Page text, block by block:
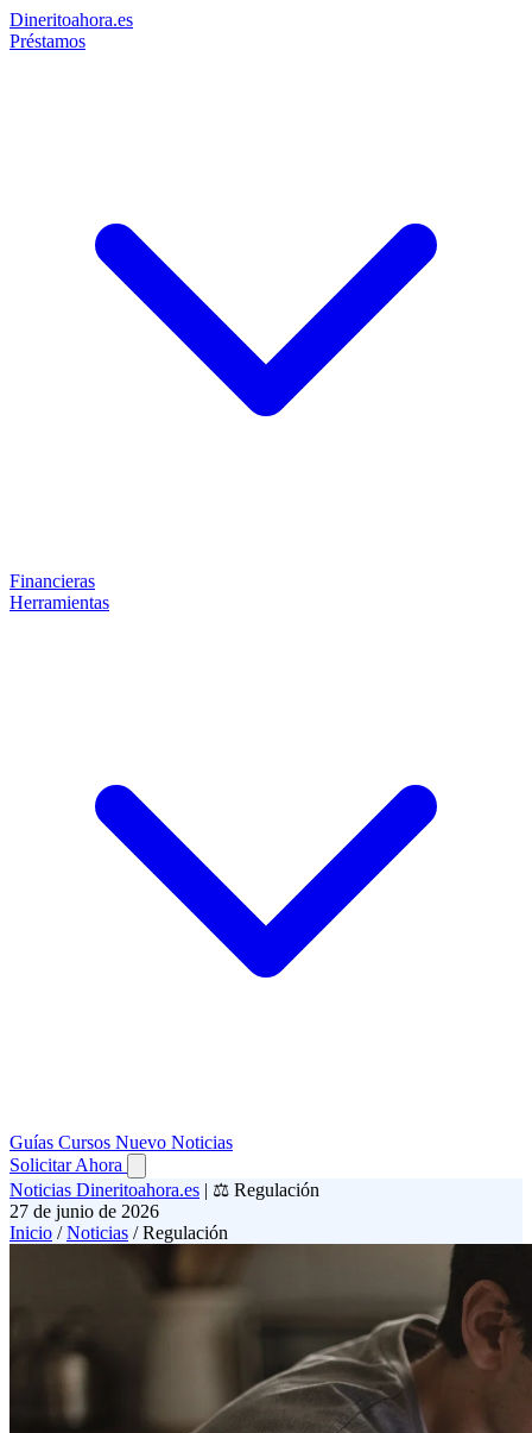
Dineritoahora.es
Préstamos
Financieras
Herramientas
Guías Cursos Nuevo Noticias
Solicitar Ahora
Noticias Dineritoahora.es | ⚖️ Regulación
27 de junio de 2026
Inicio / Noticias / Regulación